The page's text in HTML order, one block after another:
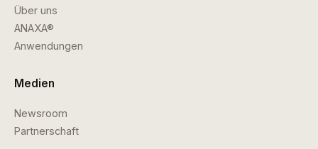
Über uns
ANAXA®
Anwendungen
Medien
Newsroom
Partnerschaft